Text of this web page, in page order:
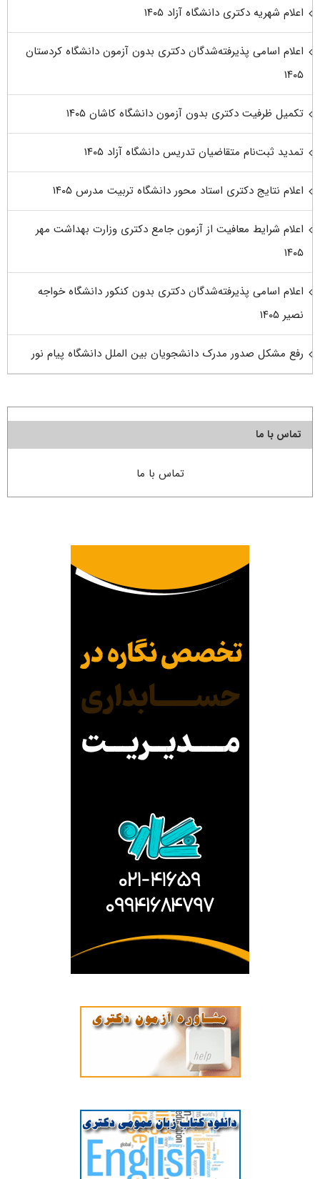
اعلام شهریه دکتری دانشگاه آزاد ۱۴۰۵
اعلام اسامی پذیرفته‌شدگان دکتری بدون آزمون دانشگاه کردستان
۱۴۰۵
تکمیل ظرفیت دکتری بدون آزمون دانشگاه کاشان ۱۴۰۵
تمدید ثبت‌نام متقاضیان تدریس دانشگاه آزاد ۱۴۰۵
اعلام نتایج دکتری استاد محور دانشگاه تربیت مدرس ۱۴۰۵
اعلام شرایط معافیت از آزمون جامع دکتری وزارت بهداشت مهر
۱۴۰۵
اعلام اسامی پذیرفته‌شدگان دکتری بدون کنکور دانشگاه خواجه
نصیر ۱۴۰۵
رفع مشکل صدور مدرک دانشجویان بین الملل دانشگاه پیام نور
تماس با ما
تماس با ما